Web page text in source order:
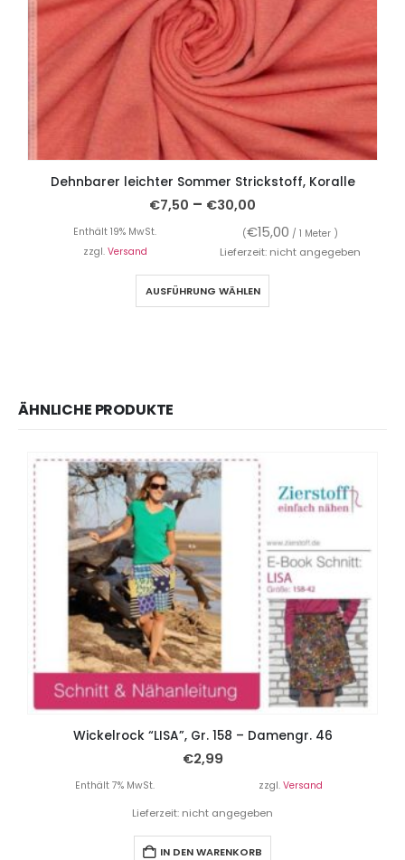
Dehnbarer leichter Sommer Strickstoff, Koralle
€7,50 – €30,00
Enthält 19% MwSt. (€15,00 / 1 Meter )
zzgl. Versand Lieferzeit: nicht angegeben
AUSFÜHRUNG WÄHLEN
ÄHNLICHE PRODUKTE
Wickelrock “LISA”, Gr. 158 – Damengr. 46
€2,99
Enthält 7% MwSt. zzgl. Versand
Lieferzeit: nicht angegeben
IN DEN WARENKORB